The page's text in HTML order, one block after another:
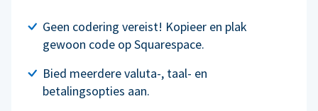
Geen codering vereist! Kopieer en plak
gewoon code op Squarespace.
Bied meerdere valuta-, taal- en
betalingsopties aan.